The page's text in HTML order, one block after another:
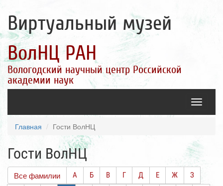
Виртуальный музей
ВолНЦ РАН
Вологодский научный центр Российской
академии наук
Toggle
Главная Гости ВолНЦ
Гости ВолНЦ
Все фамилии А Б В Г Д Е Ж
З